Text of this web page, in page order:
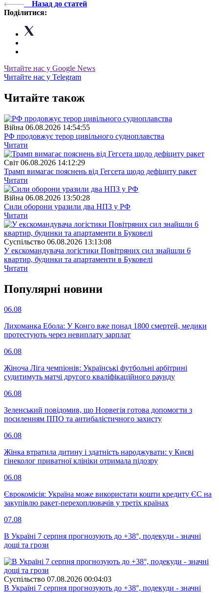
Назад до статей
Поділитися:
Читайте нас у Google News
Читайте нас у Telegram
Читайте також
Війна 06.08.2026 14:54:55
РФ продовжує терор цивільного судноплавства
Читати
Свiт 06.08.2026 14:12:29
Трамп вимагає пояснень від Гегсета щодо дефіциту ракет
Читати
Війна 06.08.2026 13:50:28
Сили оборони уразили два НПЗ у РФ
Читати
Суспiльство 06.08.2026 13:13:08
У екскомандувача логістики Повітряних сил знайшли 6
квартир, будинки та апартаменти в Буковелі
Читати
Популярнi новини
06.08
Лихоманка Ебола: У Конго вже понад 1800 смертей, медики
протестують через невиплату зарплат
06.08
Жіноча Ліга чемпіонів: Українські футбольні арбітрині
судитимуть матчі другого кваліфікаційного раунду
06.08
Зеленський повідомив, що Норвегія готова допомогти з
посиленням ППО та антибалістичного захисту
06.08
Жінка втратила дитину і здатність народжувати: у Києві
гінеколог приватної клініки отримала підозру
06.08
Єврокомісія: Україна може використати кошти кредиту ЄС на
закупівлю ракет-перехоплювачів у третіх країнах
07.08
В Україні 7 серпня прогнозують до +38°, подекуди - значні
дощі та грози
Суспiльство 07.08.2026 00:04:03
В Україні 7 серпня прогнозують до +38°, подекуди - значні